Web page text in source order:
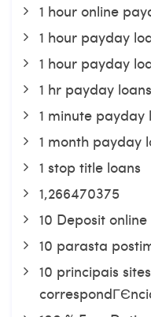
1 hour online
1 hour payday
1 hour payday
1 hr payday loans
1 minute payday
1 month payday
1 stop title loans
1,266470375
10 Deposit
10 parasta
10 principais